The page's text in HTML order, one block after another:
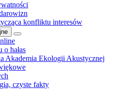
konfliktu interesów
o hałas
Akademia Ekologii Akustycznej
czyste fakty